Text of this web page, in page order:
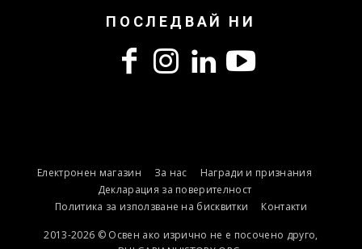
ПОСЛЕДВАЙ НИ
Електронен магазин За нас
Награди и признания
Декларация за поверителност
Политика за използване на бисквитки
Контакти
2013-2026 © Освен ако изрично не е посочено друго,